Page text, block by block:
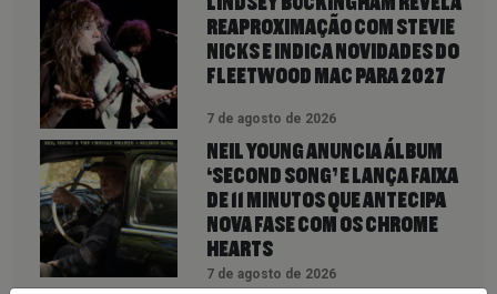
REAPROXIMAÇÃO COM STEVIE
NICKS E INDICA NOVIDADES DO
FLEETWOOD MAC PARA 2027
7 de agosto de 2026
NEIL YOUNG ANUNCIA ÁLBUM
‘SECOND SONG’ E LANÇA FAIXA
DE 11 MINUTOS QUE ANTECIPA
NOVA FASE COM OS CHROME
HEARTS
7 de agosto de 2026